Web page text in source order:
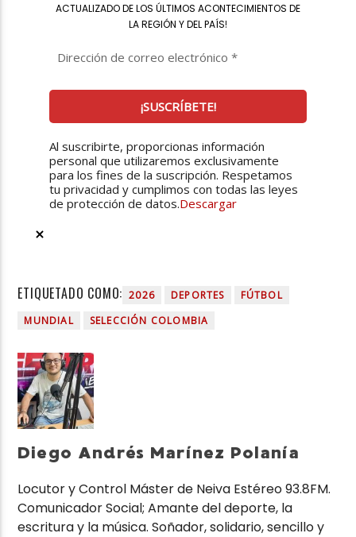
ACTUALIZADO DE LOS ÚLTIMOS ACONTECIMIENTOS DE
LA REGIÓN Y DEL PAÍS!
Al suscribirte, proporcionas información
personal que utilizaremos exclusivamente
para los fines de la suscripción. Respetamos
tu privacidad y cumplimos con todas las leyes
de protección de datos.Descargar
ETIQUETADO COMO: 2026 DEPORTES
FÚTBOL
MUNDIAL
SELECCIÓN COLOMBIA
Diego Andrés Marínez Polanía
Locutor y Control Máster de Neiva Estéreo 93.8FM.
Comunicador Social; Amante del deporte, la
escritura y la música. Soñador, solidario, sencillo y